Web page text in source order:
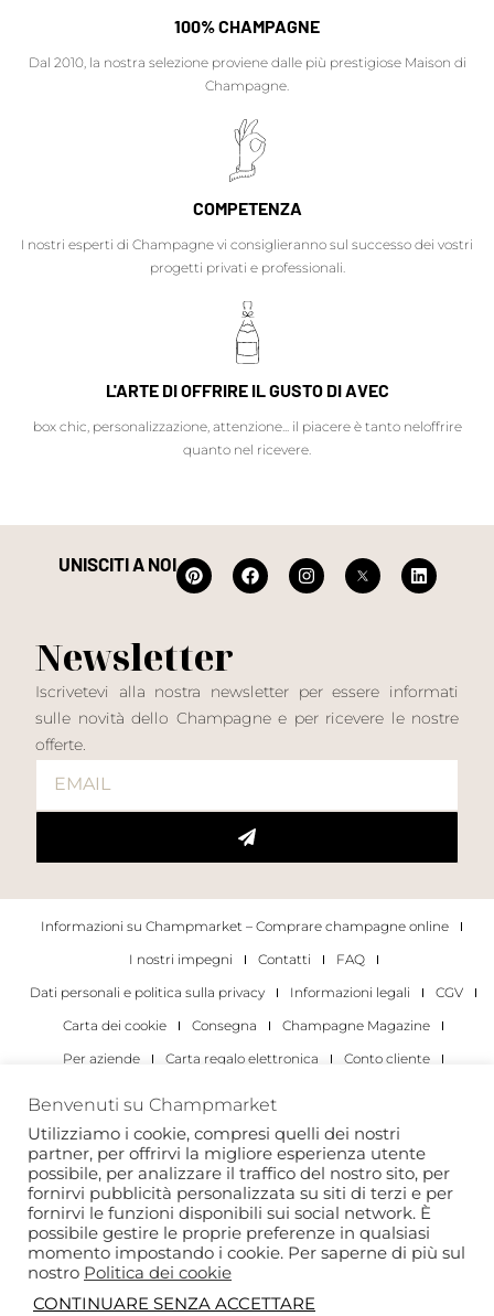
100% CHAMPAGNE
Dal 2010, la nostra selezione proviene dalle più prestigiose Maison di
Champagne.
COMPETENZA
I nostri esperti di Champagne vi consiglieranno sul successo dei vostri
progetti privati e professionali.
L'ARTE DI OFFRIRE IL GUSTO DI AVEC
box chic, personalizzazione, attenzione... il piacere è tanto neloffrire
quanto nel ricevere.
UNISCITI A NOI
Newsletter
Iscrivetevi alla nostra newsletter per essere informati
sulle novità dello Champagne e per ricevere le nostre
offerte.
Informazioni su Champmarket – Comprare champagne online
I nostri impegni
Contatti
FAQ
Dati personali e politica sulla privacy
Informazioni legali
CGV
Carta dei cookie
Consegna
Champagne Magazine
Per aziende
Carta regalo elettronica
Conto cliente
Per gli individui
Per le aziende
Copyright 2022 © tutti i diritti riservati. Champmarket.
Benvenuti su Champmarket
Utilizziamo i cookie, compresi quelli dei nostri
partner, per offrirvi la migliore esperienza utente
possibile, per analizzare il traffico del nostro sito, per
fornirvi pubblicità personalizzata su siti di terzi e per
fornirvi le funzioni disponibili sui social network. È
possibile gestire le proprie preferenze in qualsiasi
momento impostando i cookie. Per saperne di più sul
nostro Politica dei cookie
CONTINUARE SENZA ACCETTARE